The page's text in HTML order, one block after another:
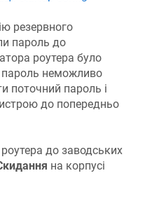
резервного
пароль до
роутера було
неможливо
поточний пароль і
до попередньо
до заводських
на корпусі